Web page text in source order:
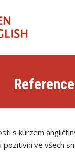
Reference
s kurzem
pozitivní ve všech